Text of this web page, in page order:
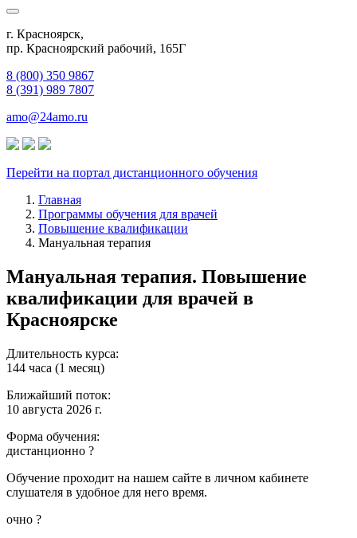
г. Красноярск,
пр. Красноярский рабочий, 165Г
8 (800) 350 9867
8 (391) 989 7807
amo@24amo.ru
Перейти на портал дистанционного обучения
Главная
Программы обучения для врачей
Повышение квалификации
Мануальная терапия
Мануальная терапия. Повышение
квалификации для врачей в
Красноярске
Длительность курса:
144 часа (1 месяц)
Ближайший поток:
10 августа 2026 г.
Форма обучения:
дистанционно ?
Обучение проходит на нашем сайте в личном кабинете
слушателя в удобное для него время.
очно ?